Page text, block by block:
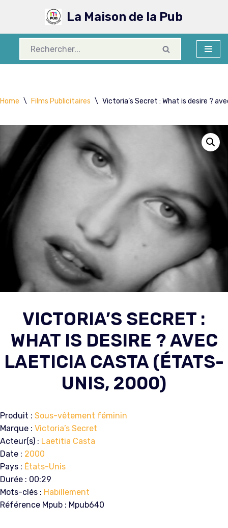
contenu
La Maison de la Pub
Home \ Films Publicitaires \ Victoria’s Secret : What is desire ?
VICTORIA’S SECRET :
WHAT IS DESIRE ? AVEC
LAETICIA CASTA (ÉTATS-
UNIS, 2000)
Produit : Sous-vêtement féminin
Marque : Victoria’s Secret
Acteur(s) : Laetitia Casta
Date : 2000
Pays : États-Unis
Durée : 00:29
Mots-clés : Habillement
Référence Mpub : Mpub640